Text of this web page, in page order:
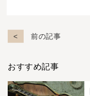
前の記事
おすすめ記事